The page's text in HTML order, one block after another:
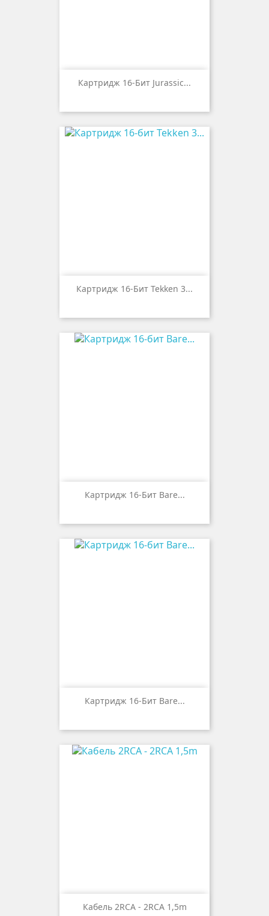
Картридж 16-Бит Jurassic...
Картридж 16-Бит Tekken 3...
Картридж 16-Бит Bare...
Картридж 16-Бит Bare...
Кабель 2RCA - 2RCA 1,5m